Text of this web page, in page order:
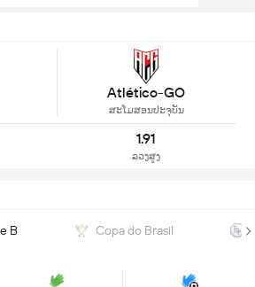
Atlético-GO
ສະໂມສອນປະຈຸບັນ
1.91
ລວງສູງ
B Copa do Brasil